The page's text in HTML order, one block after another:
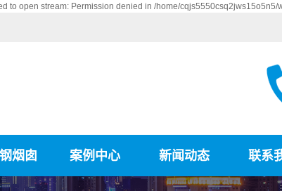
open stream: Permission denied in /home/
烟囱 案例中心 新闻动态 联系